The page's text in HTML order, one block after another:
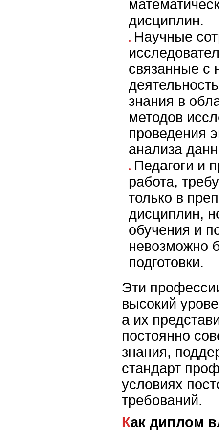
дисциплин.
Научные
связанные с
знания в
методов
проведения
анализа
Педагоги и
работа,
только в
дисциплин,
обучения и
невозможно
подготовки.
Эти
высокий
а их
постоянно
знания,
стандарт
условиях
требований.
Как диплом